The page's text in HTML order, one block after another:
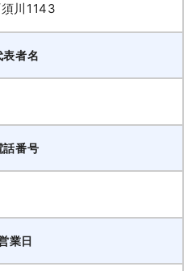
川1143
表者名
話番号
業日